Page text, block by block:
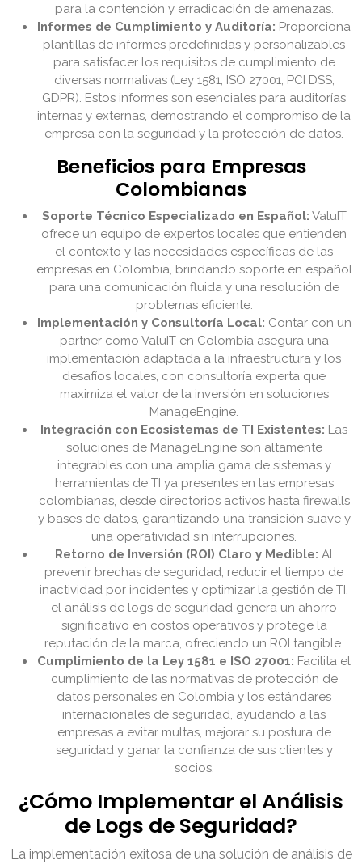
para la contención y erradicación de amenazas.
Informes de Cumplimiento y Auditoría: Proporciona
plantillas de informes predefinidas y personalizables
para satisfacer los requisitos de cumplimiento de
diversas normativas (Ley 1581, ISO 27001, PCI DSS,
GDPR). Estos informes son esenciales para auditorías
internas y externas, demostrando el compromiso de la
empresa con la seguridad y la protección de datos.
Beneficios para Empresas
Colombianas
Soporte Técnico Especializado en Español: ValuIT
ofrece un equipo de expertos locales que entienden
el contexto y las necesidades específicas de las
empresas en Colombia, brindando soporte en español
para una comunicación fluida y una resolución de
problemas eficiente.
Implementación y Consultoría Local: Contar con un
partner como ValuIT en Colombia asegura una
implementación adaptada a la infraestructura y los
desafíos locales, con consultoría experta que
maximiza el valor de la inversión en soluciones
ManageEngine.
Integración con Ecosistemas de TI Existentes: Las
soluciones de ManageEngine son altamente
integrables con una amplia gama de sistemas y
herramientas de TI ya presentes en las empresas
colombianas, desde directorios activos hasta firewalls
y bases de datos, garantizando una transición suave y
una operatividad sin interrupciones.
Retorno de Inversión (ROI) Claro y Medible: Al
prevenir brechas de seguridad, reducir el tiempo de
inactividad por incidentes y optimizar la gestión de TI,
el análisis de logs de seguridad genera un ahorro
significativo en costos operativos y protege la
reputación de la marca, ofreciendo un ROI tangible.
Cumplimiento de la Ley 1581 e ISO 27001: Facilita el
cumplimiento de las normativas de protección de
datos personales en Colombia y los estándares
internacionales de seguridad, ayudando a las
empresas a evitar multas, mejorar su postura de
seguridad y ganar la confianza de sus clientes y
socios.
¿Cómo Implementar el Análisis
de Logs de Seguridad?
La implementación exitosa de una solución de análisis de